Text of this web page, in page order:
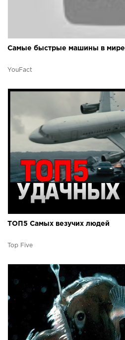
Самые быстрые машины в мире
YouFact
ТОП5 Самых везучих людей
Top Five